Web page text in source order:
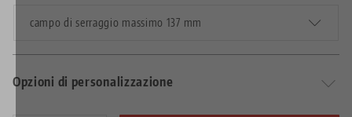
campo di serraggio massimo 137 mm
Opzioni di personalizzazione